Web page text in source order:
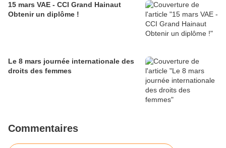
15 mars VAE - CCI Grand Hainaut
Obtenir un diplôme !
Le 8 mars journée internationale des
droits des femmes
Commentaires